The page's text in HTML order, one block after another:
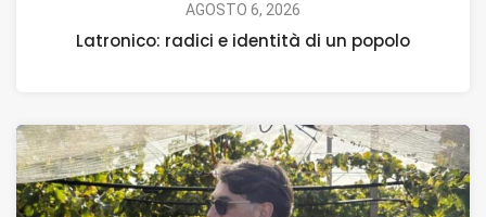
AGOSTO 6, 2026
Latronico: radici e identità di un popolo